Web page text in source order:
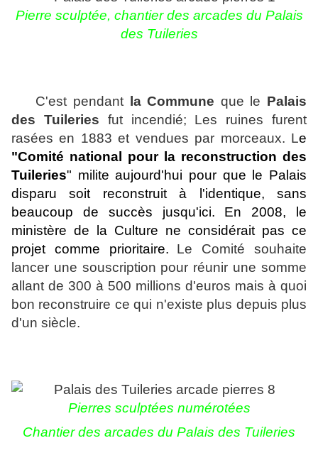
Pierre sculptée, chantier des arcades du Palais
des Tuileries
C'est pendant la Commune que le Palais
des Tuileries fut incendié; Les ruines furent
rasées en 1883 et vendues par morceaux. Le
"Comité national pour la reconstruction des
Tuileries" milite aujourd'hui pour que le Palais
disparu soit reconstruit à l'identique, sans
beaucoup de succès jusqu'ici. En 2008, le
ministère de la Culture ne considérait pas ce
projet comme prioritaire.
Le Comité souhaite
lancer une souscription pour réunir une somme
allant de 300 à 500 millions d'euros mais à quoi
bon reconstruire ce qui n'existe plus depuis plus
d'un siècle.
Pierres sculptées numérotées
Chantier des arcades du Palais des Tuileries